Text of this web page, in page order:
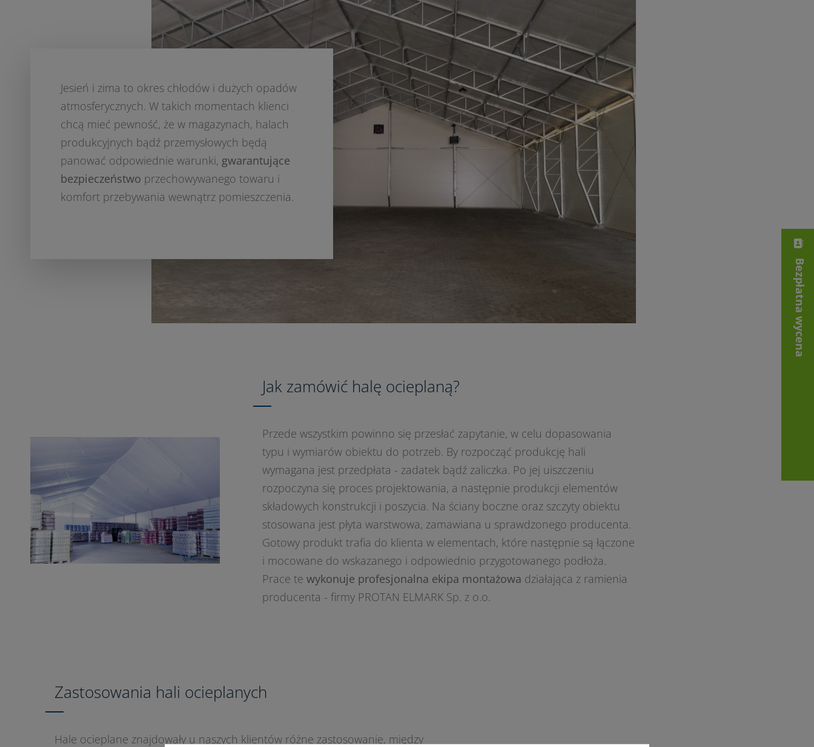
Jesień i zima to okres chłodów i dużych opadów
atmosferycznych. W takich momentach klienci
chcą mieć pewność, że w magazynach, halach
produkcyjnych bądź przemysłowych będą
panować odpowiednie warunki, gwarantujące
bezpieczeństwo przechowywanego towaru i
komfort przebywania wewnątrz pomieszczenia.
Jak zamówić halę ocieplaną?
Przede wszystkim powinno się przesłać zapytanie, w celu dopasowania
typu i wymiarów obiektu do potrzeb. By rozpocząć produkcję hali
wymagana jest przedpłata - zadatek bądź zaliczka. Po jej uiszczeniu
rozpoczyna się proces projektowania, a następnie produkcji elementów
składowych konstrukcji i poszycia. Na ściany boczne oraz szczyty obiektu
stosowana jest płyta warstwowa, zamawiana u sprawdzonego producenta.
Gotowy produkt trafia do klienta w elementach, które następnie są łączone
i mocowane do wskazanego i odpowiednio przygotowanego podłoża.
Prace tewykonuje profesjonalna ekipa montażowa działająca z ramienia
producenta - firmy PROTAN ELMARK Sp. z o.o.
Zastosowania hali ocieplanych
Hale ocieplane znajdowały u naszych klientów różne zastosowanie, między
Bezpłatna wycena